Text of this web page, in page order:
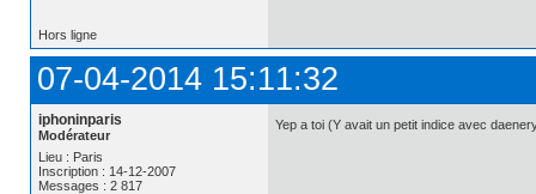
Hors ligne
07-04-2014 15:11:32
iphoninparis
Modérateur
Lieu : Paris
Inscription : 14-12-2007
Messages : 2 817
Yep a toi (Y avait un petit indice avec